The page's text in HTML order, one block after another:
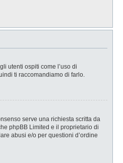
utenti ospiti come l’uso di
ti raccomandiamo di farlo.
serve una richiesta scritta da
phpBB Limited e il proprietario di
abusi e/o per questioni d’ordine